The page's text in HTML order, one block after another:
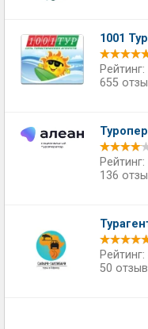
1001 Тур
Рейтинг:
655
Рейтинг:
136
Рейтинг:
50